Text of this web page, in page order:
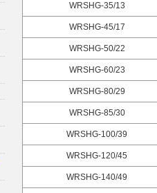
WRSHG-35/13
WRSHG-45/17
WRSHG-50/22
WRSHG-60/23
WRSHG-80/29
WRSHG-85/30
WRSHG-100/39
WRSHG-120/45
WRSHG-140/49